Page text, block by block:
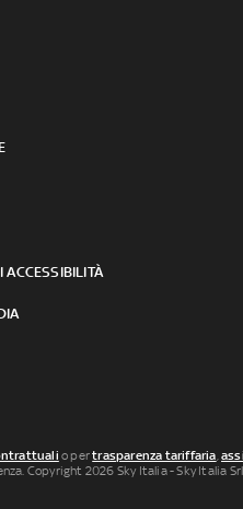
ACCESSIBILITÀ
o pertrasparenza tariffaria,
Copyright 2026 Sky Italia - Sky Italia Srl